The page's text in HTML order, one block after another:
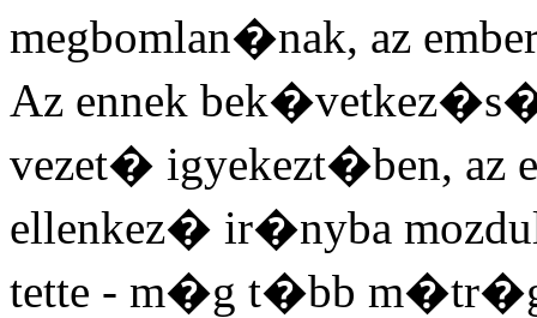
megbomlan�nak, az
Az ennek
vezet� igyekezt�ben, az
ellenkez� ir�nyba
tette - m�g t�bb